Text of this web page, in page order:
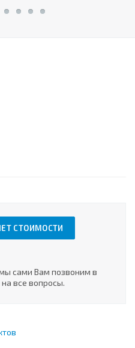
СТОИМОСТИ
сами Вам позвоним в
все вопросы.